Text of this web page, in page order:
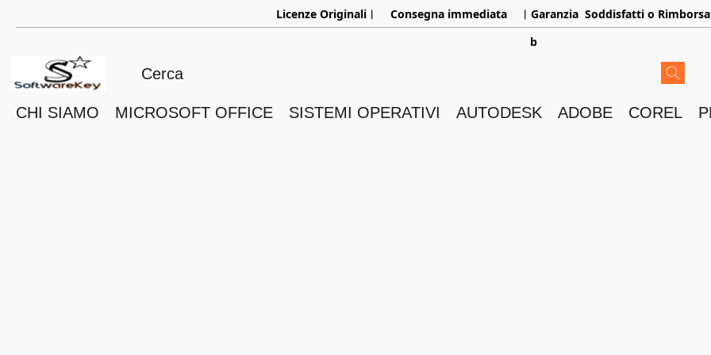
Licenze Originaliㅤ︳ Consegna immediata ㅤ︳Garanzia Soddisfatti o
b
CHI SIAMO MICROSOFT OFFICE SISTEMI OPERATIVI AUTODESK ADOBE COREL